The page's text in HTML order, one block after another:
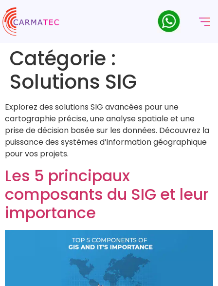
Catégorie :
Solutions SIG
Explorez des solutions SIG avancées pour une
cartographie précise, une analyse spatiale et une
prise de décision basée sur les données. Découvrez la
puissance des systèmes d’information géographique
pour vos projets.
Les 5 principaux
composants du SIG et leur
importance